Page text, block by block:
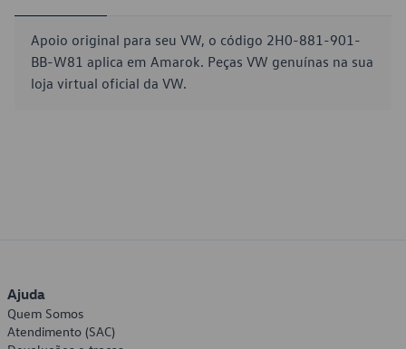
Apoio original para seu VW, o código 2H0-881-901-
BB-W81 aplica em Amarok. Peças VW genuínas na sua
loja virtual oficial da VW.
Ajuda
Quem Somos
Atendimento (SAC)